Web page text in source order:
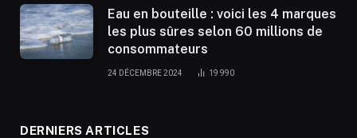
Eau en bouteille : voici les 4 marques
les plus sûres selon 60 millions de
consommateurs
24 DÉCEMBRE 2024 19 990
DERNIERS ARTICLES